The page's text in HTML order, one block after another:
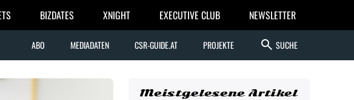
BIZDATES XNIGHT EXECUTIVE CLUB NEWSLETTER
ABO MEDIADATEN CSR-GUIDE.AT PROJEKTE search SUCHE
Meistgelesene Artikel